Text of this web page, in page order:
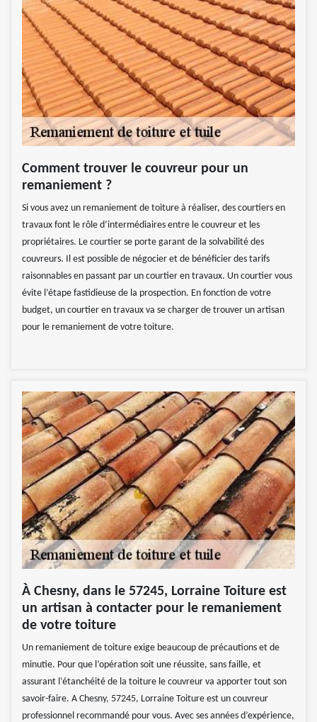
Comment trouver le couvreur pour un
remaniement ?
Si vous avez un remaniement de toiture à réaliser, des courtiers en
travaux font le rôle d’intermédiaires entre le couvreur et les
propriétaires. Le courtier se porte garant de la solvabilité des
couvreurs. Il est possible de négocier et de bénéficier des tarifs
raisonnables en passant par un courtier en travaux. Un courtier vous
évite l’étape fastidieuse de la prospection. En fonction de votre
budget, un courtier en travaux va se charger de trouver un artisan
pour le remaniement de votre toiture.
À Chesny, dans le 57245, Lorraine Toiture est
un artisan à contacter pour le remaniement
de votre toiture
Un remaniement de toiture exige beaucoup de précautions et de
minutie. Pour que l’opération soit une réussite, sans faille, et
assurant l’étanchéité de la toiture le couvreur va apporter tout son
savoir-faire. A Chesny, 57245, Lorraine Toiture est un couvreur
professionnel recommandé pour vous. Avec ses années d’expérience,